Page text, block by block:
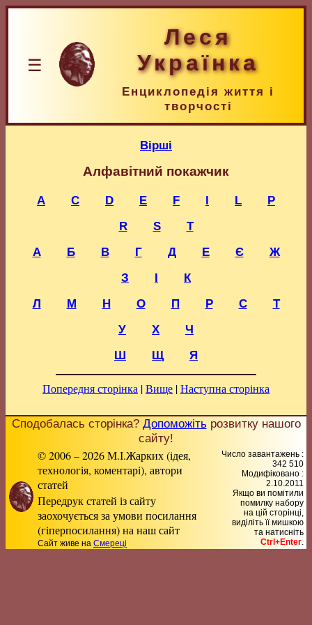
☰
Леся
Українка
Енциклопедія життя і
творчості
Вірші
Алфавітний покажчик
A C D E F I L
P
R
S
T
А
Б В Г Д Е Є
Ж
З
І
К
Л
М Н О П Р С
Т
У
Х
Ч
Ш
Щ Я
Попередня сторінка |Вище |Наступна сторінка
Сподобалась сторінка? Допоможітьрозвитку нашого
сайту!
© 2006 – 2026 М.І.Жарких (ідея,
технологія, коментарі), автори
статей
Передрук статей із сайту
заохочується за умови посилання
(гіперпосилання) на наш сайт
Сайт живе на Смереці
Число завантажень :
342 510
Модифіковано :
2.10.2011
Якщо ви помітили
помилку набору
на цiй сторiнцi,
видiлiть її мишкою
та натисніть
Ctrl+Enter.